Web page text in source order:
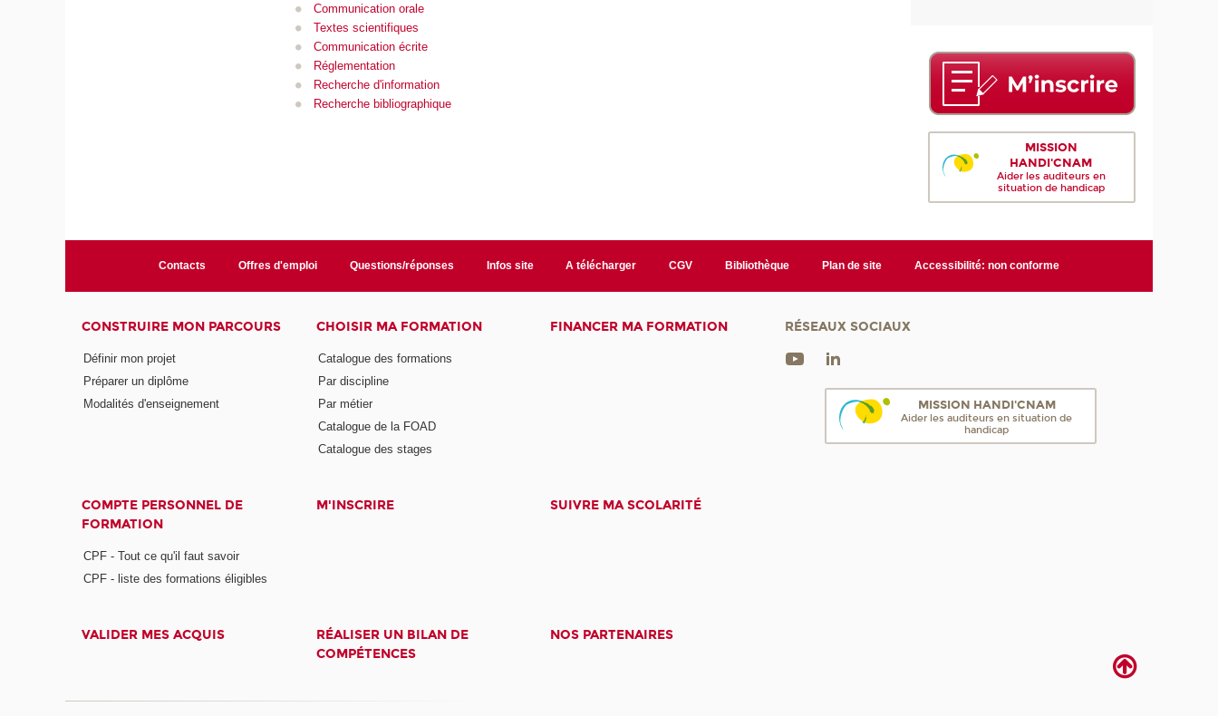
Communication orale
Textes scientifiques
Communication écrite
Réglementation
Recherche d'information
Recherche bibliographique
MISSION
HANDI'CNAM
Aider les auditeurs en
situation de handicap
Contacts Offres d'emploi Questions/réponses Infos site A télécharger CGV Bibliothèque Plan de site Accessibilité: non conforme
CONSTRUIRE MON PARCOURS
Définir mon projet
Préparer un diplôme
Modalités d'enseignement
CHOISIR MA FORMATION
Catalogue des formations
Par discipline
Par métier
Catalogue de la FOAD
Catalogue des stages
FINANCER MA FORMATION
COMPTE PERSONNEL DE
FORMATION
CPF - Tout ce qu'il faut savoir
CPF - liste des formations éligibles
M'INSCRIRE SUIVRE MA SCOLARITÉ
VALIDER MES ACQUIS
RÉALISER UN BILAN DE
COMPÉTENCES
NOS PARTENAIRES
RÉSEAUX SOCIAUX
MISSION HANDI'CNAM
Aider les auditeurs en situation de
handicap